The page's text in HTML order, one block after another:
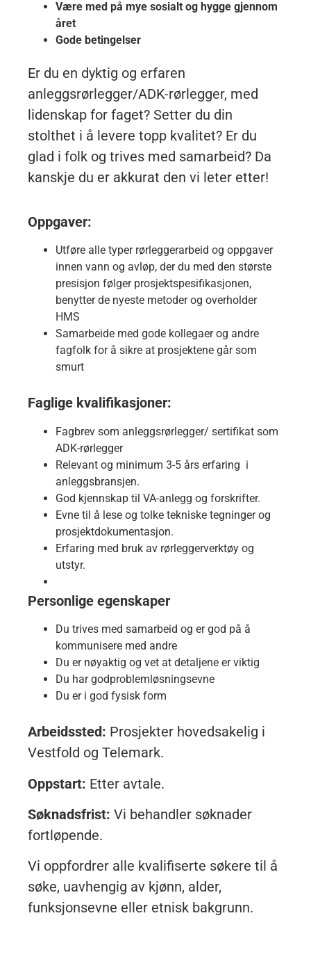
Være med på mye sosialt og hygge gjennom
året
Gode betingelser
Er du en dyktig og erfaren
anleggsrørlegger/ADK-rørlegger, med
lidenskap for faget? Setter du din
stolthet i å levere topp kvalitet? Er du
glad i folk og trives med samarbeid? Da
kanskje du er akkurat den vi leter etter!
Oppgaver:
Utføre alle typer rørleggerarbeid og oppgaver
innen vann og avløp, der du med den største
presisjon følger prosjektspesifikasjonen,
benytter de nyeste metoder og overholder
HMS
Samarbeide med gode kollegaer og andre
fagfolk for å sikre at prosjektene går som
smurt
Faglige kvalifikasjoner:
Fagbrev som anleggsrørlegger/ sertifikat som
ADK-rørlegger
Relevant og minimum 3-5 års erfaring i
anleggsbransjen.
God kjennskap til VA-anlegg og forskrifter.
Evne til å lese og tolke tekniske tegninger og
prosjektdokumentasjon.
Erfaring med bruk av rørleggerverktøy og
utstyr.
Personlige egenskaper
Du trives med samarbeid og er god på å
kommunisere med andre
Du er nøyaktig og vet at detaljene er viktig
Du har godproblemløsningsevne
Du er i god fysisk form
Arbeidssted: Prosjekter hovedsakelig i
Vestfold og Telemark.
Oppstart: Etter avtale.
Søknadsfrist: Vi behandler søknader
fortløpende.
Vi oppfordrer alle kvalifiserte søkere til å
søke, uavhengig av kjønn, alder,
funksjonsevne eller etnisk bakgrunn.